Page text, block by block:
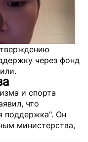
через фонд
и спорта
что
поддержка". Он
министерства,